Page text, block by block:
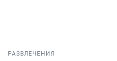
РАЗВЛЕЧЕНИЯ